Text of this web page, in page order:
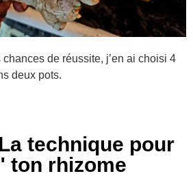
de réussite, j’en ai choisi 4
deux pots.
technique pour
ton rhizome